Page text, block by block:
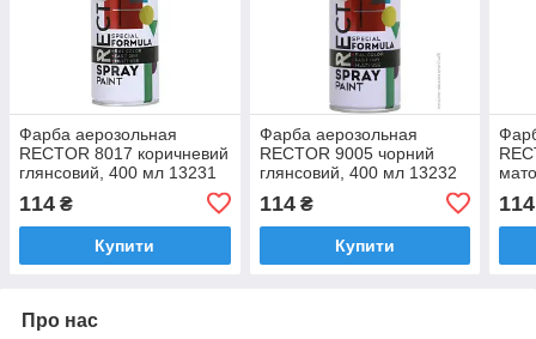
Фарба аерозольная
RECTOR 8017 коричневий
глянсовий, 400 мл 13231
114 ₴
Купити
Фарба аерозольная
RECTOR 9005 чорний
глянсовий, 400 мл 13232
114₴
Купити
114
Про нас